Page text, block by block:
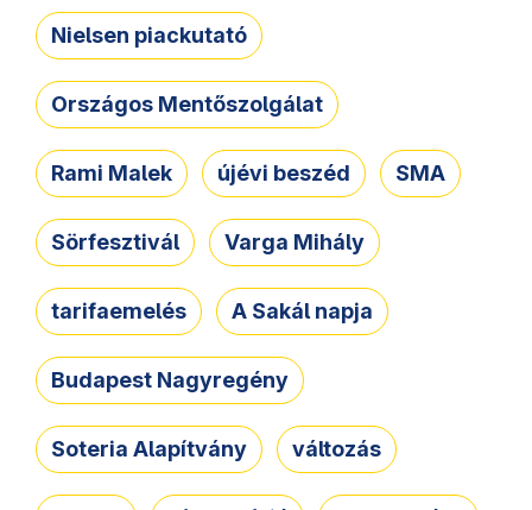
Nielsen piackutató
Országos Mentőszolgálat
Rami Malek újévi beszéd SMA
Sörfesztivál Varga Mihály
tarifaemelés A Sakál napja
Budapest Nagyregény
Soteria Alapítvány változás